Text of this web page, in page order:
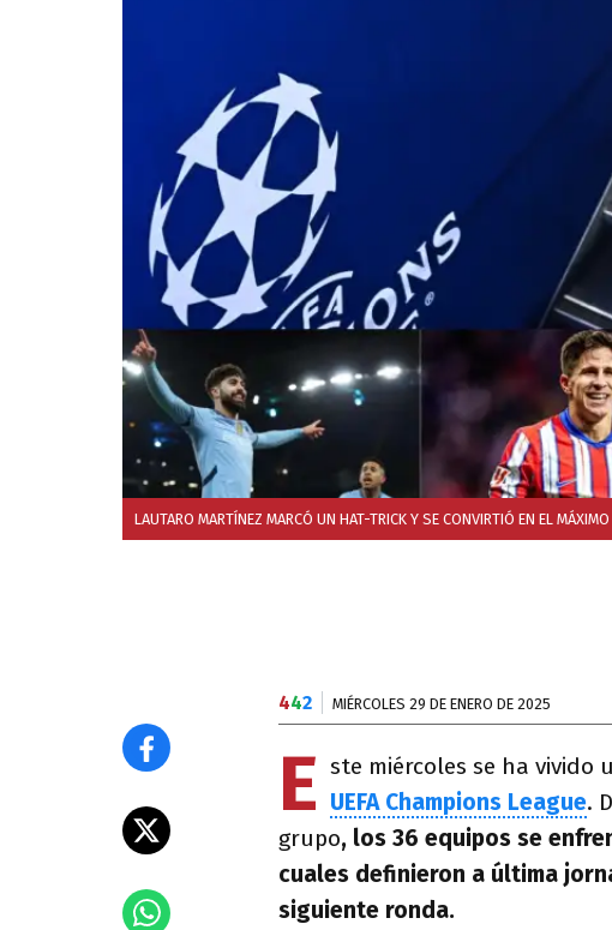
LAUTARO MARTÍNEZ MARCÓ UN HAT-TRICK Y SE CONVIRTIÓ EN EL
442 MIÉRCOLES 29 DE ENERO DE 2025
E ste miércoles se ha vivido
UEFA Champions League.
grupo, los 36 equipos se
cuales definieron a última
siguiente ronda.